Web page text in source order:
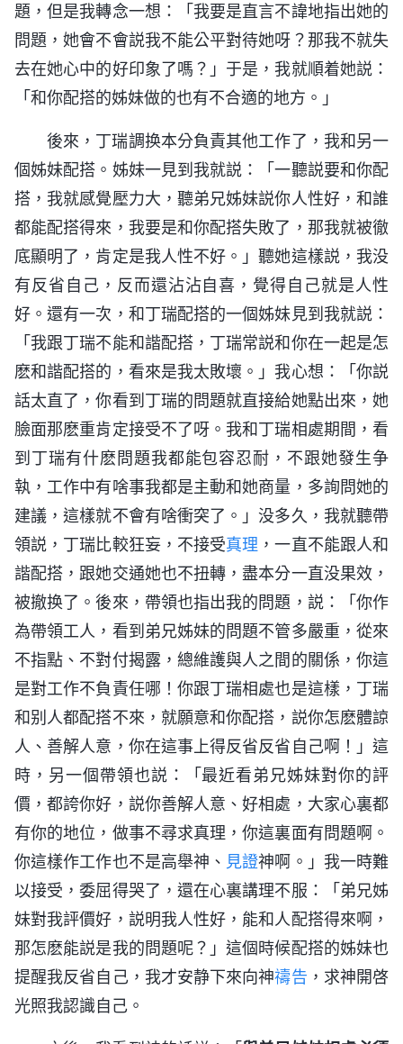
題，但是我轉念一想：「我要是直言不諱地指出她的
問題，她會不會説我不能公平對待她呀？那我不就失
去在她心中的好印象了嗎？」于是，我就順着她説：
「和你配搭的姊妹做的也有不合適的地方。」
後來，丁瑞調换本分負責其他工作了，我和另一
個姊妹配搭。姊妹一見到我就説：「一聽説要和你配
搭，我就感覺壓力大，聽弟兄姊妹説你人性好，和誰
都能配搭得來，我要是和你配搭失敗了，那我就被徹
底顯明了，肯定是我人性不好。」聽她這樣説，我没
有反省自己，反而還沾沾自喜，覺得自己就是人性
好。還有一次，和丁瑞配搭的一個姊妹見到我就説：
「我跟丁瑞不能和諧配搭，丁瑞常説和你在一起是怎
麽和諧配搭的，看來是我太敗壞。」我心想：「你説
話太直了，你看到丁瑞的問題就直接給她點出來，她
臉面那麽重肯定接受不了呀。我和丁瑞相處期間，看
到丁瑞有什麽問題我都能包容忍耐，不跟她發生争
執，工作中有啥事我都是主動和她商量，多詢問她的
建議，這樣就不會有啥衝突了。」没多久，我就聽帶
領説，丁瑞比較狂妄，不接受真理 ，一直不能跟人和
諧配搭，跟她交通她也不扭轉，盡本分一直没果效，
被撤换了。後來，帶領也指出我的問題，説：「你作
為帶領工人，看到弟兄姊妹的問題不管多嚴重，從來
不指點、不對付揭露，總維護與人之間的關係，你這
是對工作不負責任哪！你跟丁瑞相處也是這樣，丁瑞
和别人都配搭不來，就願意和你配搭，説你怎麽體諒
人、善解人意，你在這事上得反省反省自己啊！」這
時，另一個帶領也説：「最近看弟兄姊妹對你的評
價，都誇你好，説你善解人意、好相處，大家心裏都
有你的地位，做事不尋求真理，你這裏面有問題啊。
你這樣作工作也不是高舉神、 見證神啊。」我一時難
以接受，委屈得哭了，還在心裏講理不服：「弟兄姊
妹對我評價好，説明我人性好，能和人配搭得來啊，
那怎麽能説是我的問題呢？」這個時候配搭的姊妹也
提醒我反省自己，我才安静下來向神禱告 ，求神開啓
光照我認識自己。